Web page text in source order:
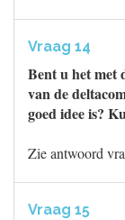
Vraag 14
Bent u het met
van de
goed idee is?
Zie antwoord
Vraag 15